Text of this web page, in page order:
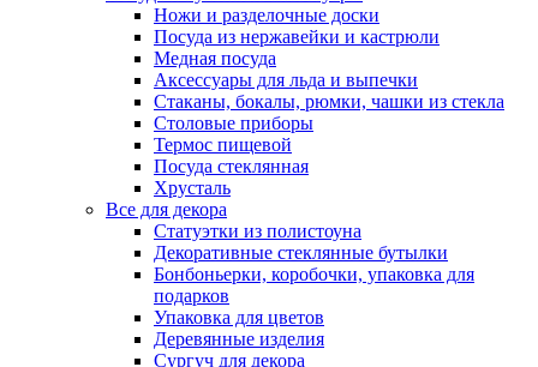
Ножи и разделочные доски
Посуда из нержавейки и кастрюли
Медная посуда
Аксессуары для льда и выпечки
Стаканы, бокалы, рюмки, чашки из стекла
Столовые приборы
Термос пищевой
Посуда стеклянная
Хрусталь
Все для декора
Статуэтки из полистоуна
Декоративные стеклянные бутылки
Бонбоньерки, коробочки, упаковка для
подарков
Упаковка для цветов
Деревянные изделия
Сургуч для декора